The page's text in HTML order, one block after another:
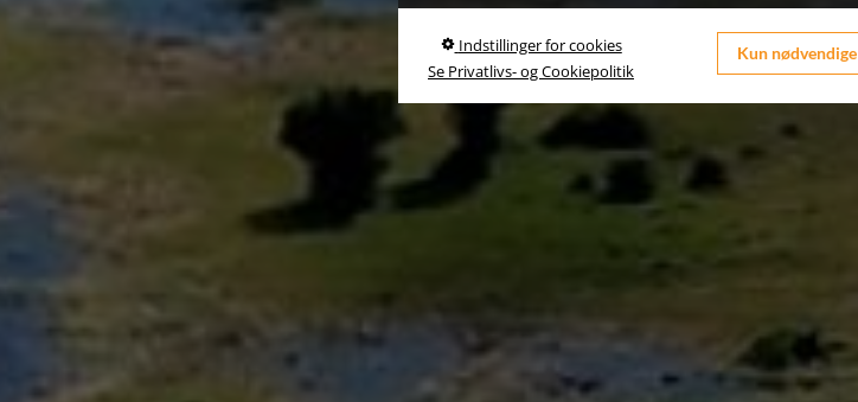
Indstillinger for cookies
Se Privatlivs- og Cookiepolitik
Kun nødvendige